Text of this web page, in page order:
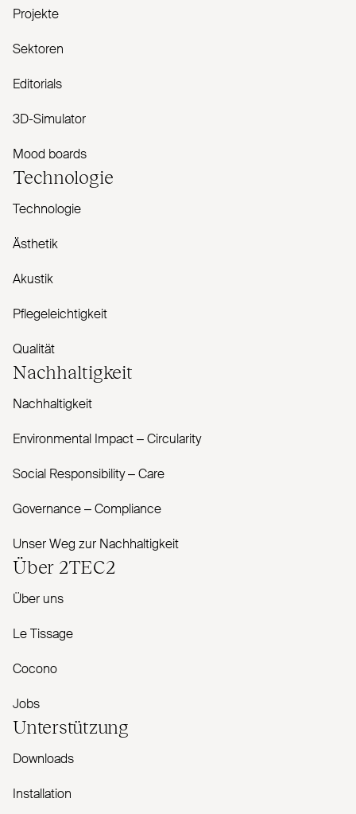
Projekte
Sektoren
Editorials
3D-Simulator
Mood boards
Technologie
Technologie
Ästhetik
Akustik
Pflegeleichtigkeit
Qualität
Nachhaltigkeit
Nachhaltigkeit
Envi­ronmental Impact – Cir­cularity
Social Responsibility – Care
Governance – Com­pliance
Unser Weg zur Nachhaltigkeit
Über 2TEC2
Über uns
Le Tissage
Cocono
Jobs
Unterstützung
Downloads
Installation